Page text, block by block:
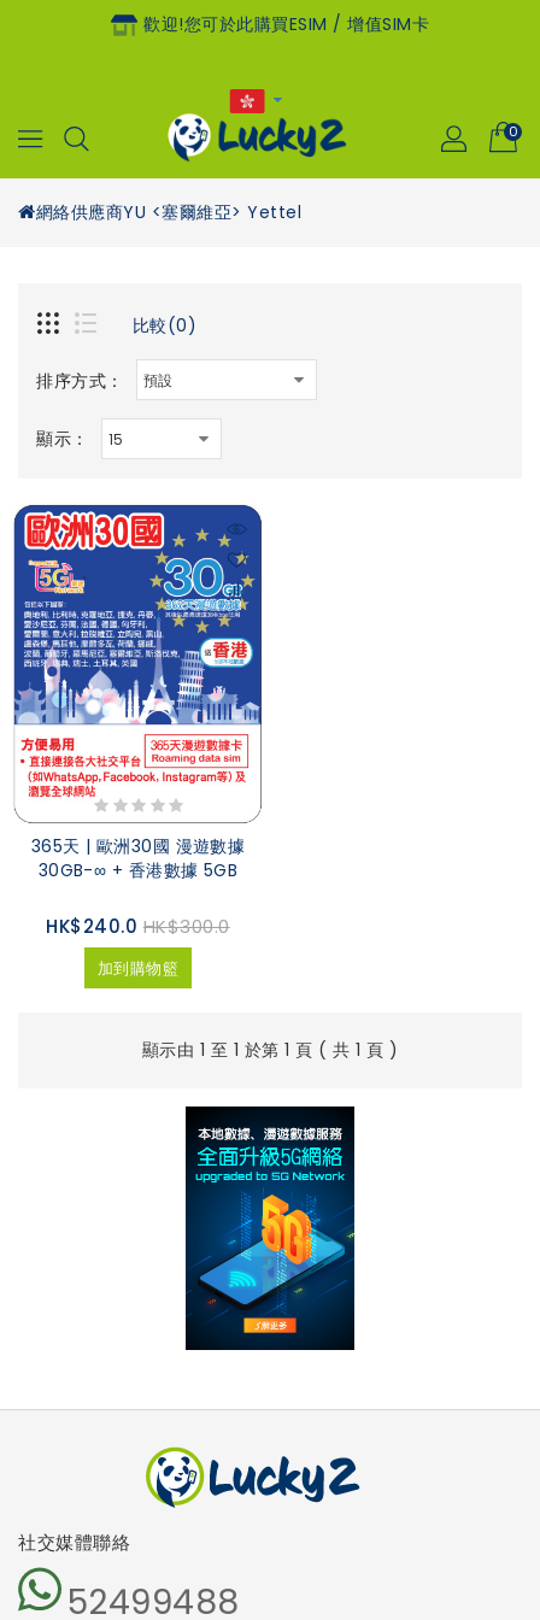
歡迎!您可於此購買eSIM / 增值SIM卡
0
網絡供應商YU <塞爾維亞> Yettel
比較(0)
排序方式：
顯示：
365天 | 歐洲30國 漫遊數據
30GB-∞ + 香港數據 5GB
HK$240.0 HK$300.0
加到購物籃
顯示由 1 至 1 於第 1 頁 ( 共 1 頁 )
社交媒體聯絡
52499488